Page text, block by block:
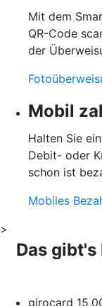
Mit dem
QR-Code
der
Mobil
Halten Sie
Debit- oder
schon ist
Mobiles
>
Das
girocard